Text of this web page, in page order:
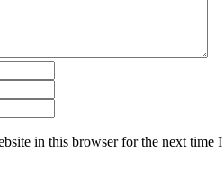
in this browser for the next time I